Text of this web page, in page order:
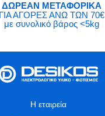
ΔΩΡΕΑΝ ΜΕΤΑΦΟΡΙΚΑ
ΓΙΑ ΑΓΟΡΕΣ ΑΝΩ ΤΩΝ 70€
με συνολικό βάρος <5kg
Η εταιρεία